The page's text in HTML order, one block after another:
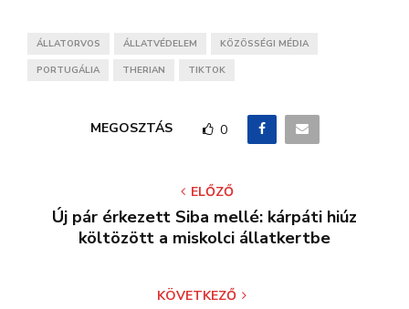
ÁLLATORVOS ÁLLATVÉDELEM KÖZÖSSÉGI MÉDIA
PORTUGÁLIA THERIAN TIKTOK
MEGOSZTÁS 0
ELŐZŐ
Új pár érkezett Siba mellé: kárpáti hiúz
költözött a miskolci állatkertbe
KÖVETKEZŐ